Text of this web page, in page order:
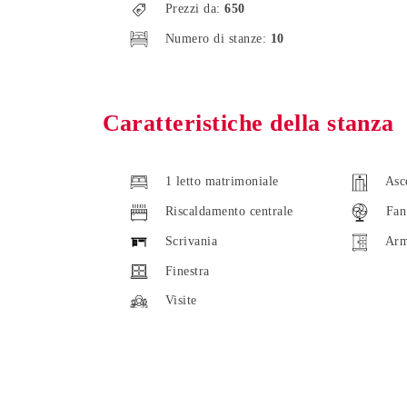
Prezzi da: 650
Numero di stanze: 10
Caratteristiche della stanza
1 letto matrimoniale
Riscaldamento centrale
Scrivania
Finestra
Visite
Fan